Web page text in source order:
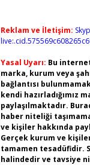
Reklam ve İletişim:
Yasal Uyarı: Bu
marka, kurum veya
bağlantısı
kendi hazırladığımız
paylaşılmaktadır.
haber niteliği
ve kişiler hakkında
Gerçek kurum ve
tamamen tesadüfidir.
halindedir ve tavsiye